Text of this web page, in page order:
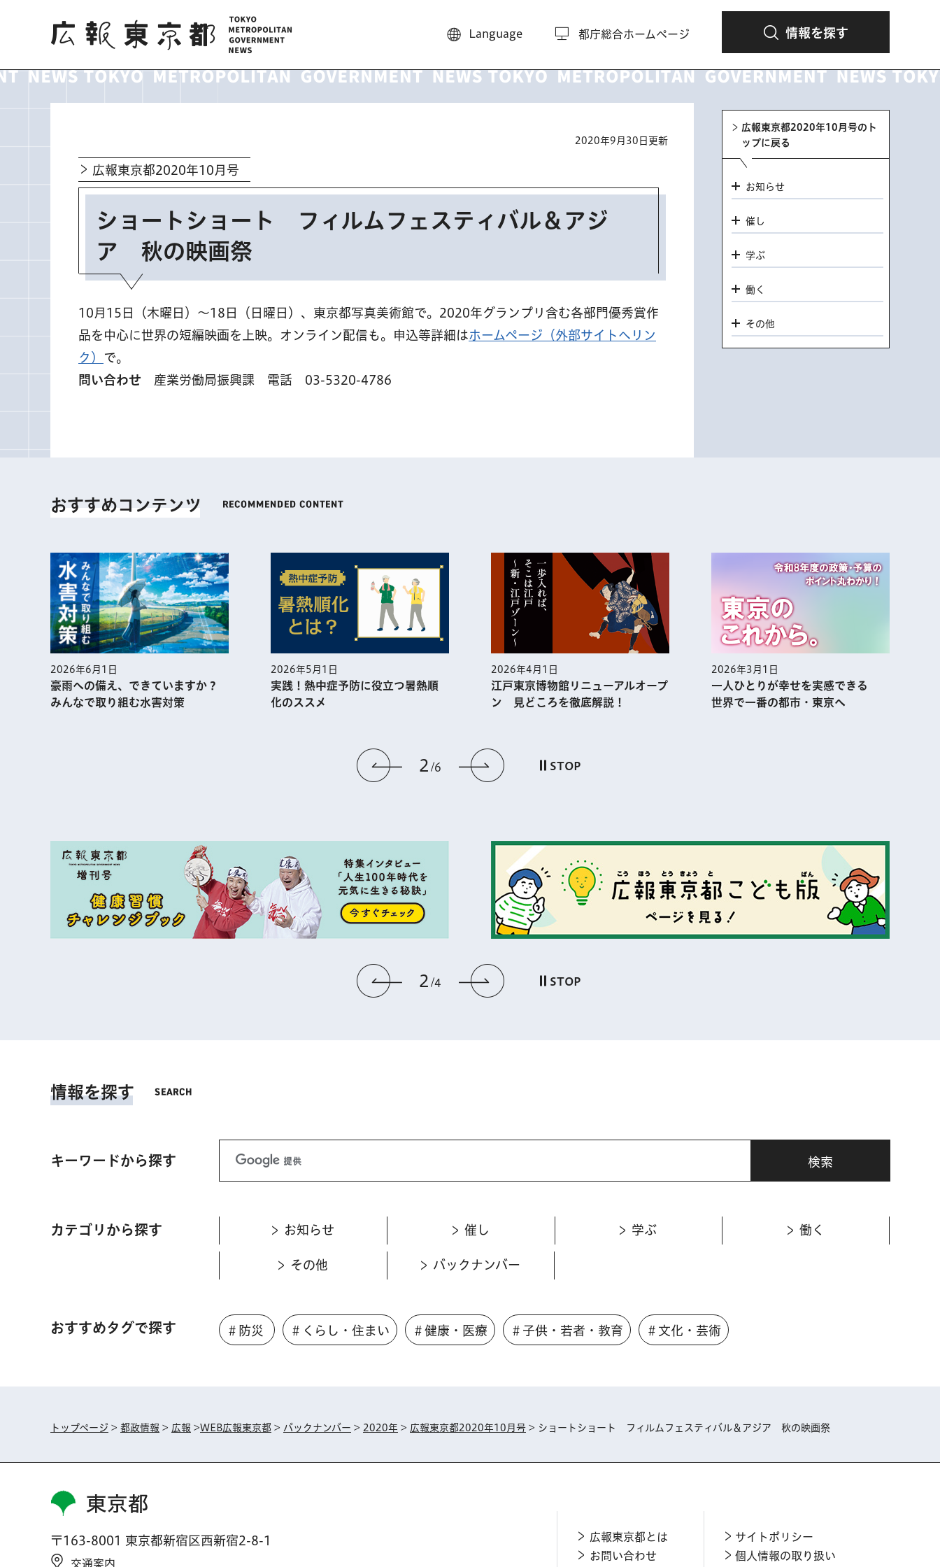
広報東京都
Language 都庁総合ホームページ 情報を探す
2020年9月30日更新
広報東京都2020年10月号
ショートショート フィルムフェスティバル＆アジ
ア 秋の映画祭
10月15日（木曜日）～18日（日曜日）、東京都写真美術館で。2020年グランプリ含む各部門優秀賞作
品を中心に世界の短編映画を上映。オンライン配信も。申込等詳細はホームページ（外部サイトへリン
ク）
で。
問い合わせ 産業労働局振興課 電話 03-5320-4786
広報東京都2020年10月号のト
ップに戻る
お知らせ
催し
学ぶ
働く
その他
おすすめコンテンツ
前のスライドを表示
2 6 次のスライドを表示
STOP
2026年6月1日
豪雨への備え、できていますか？
みんなで取り組む水害対策
2026年5月1日
実践！熱中症予防に役⽴つ暑熱順
化のススメ
2026年4月1日
江戸東京博物館リニューアルオープ
ン 見どころを徹底解説！
2026年3月1日
一人ひとりが幸せを実感できる
世界で一番の都市・東京へ
前のスライドを表示
2 4 次のスライドを表示
STOP
情報を探す
キーワードから探す
カテゴリから探す お知らせ 催し 学ぶ 働く
その他 バックナンバー
おすすめタグで探す ＃防災 ＃くらし・住まい ＃健康・医療 ＃子供・若者・教育 ＃文化・芸術
トップページ > 都政情報 > 広報 >WEB広報東京都 > バックナンバー > 2020年 > 広報東京都2020年10月号 > ショートショート フィルムフェスティバル＆アジア 秋の映画祭
東京都
〒163-8001 東京都新宿区西新宿2-8-1
交通案内
広報東京都とは
お問い合わせ
サイトポリシー
個人情報の取り扱い